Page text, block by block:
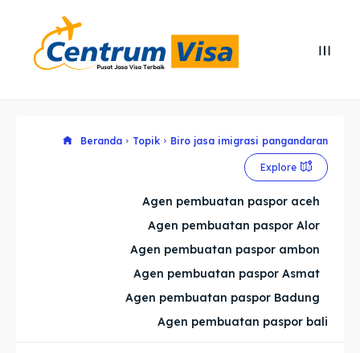
Cari
Cari
Explore our destinations
Explore our destinations
Beranda Topik Biro jasa imigrasi pangandaran
Explore
Agen pembuatan paspor aceh
Agen pembuatan paspor Alor
Agen pembuatan paspor ambon
Agen pembuatan paspor Asmat
Agen pembuatan paspor Badung
Agen pembuatan paspor bali